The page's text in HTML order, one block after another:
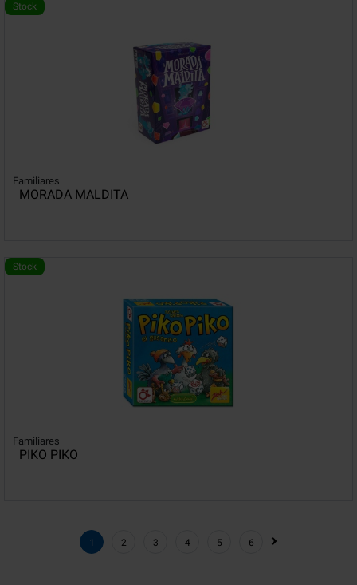
Stock
Familiares
MORADA MALDITA
Stock
Familiares
PIKO PIKO
1 2 3 4 5 6